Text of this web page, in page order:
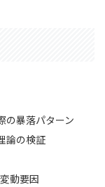
の暴落パターン
論の検証
動要因